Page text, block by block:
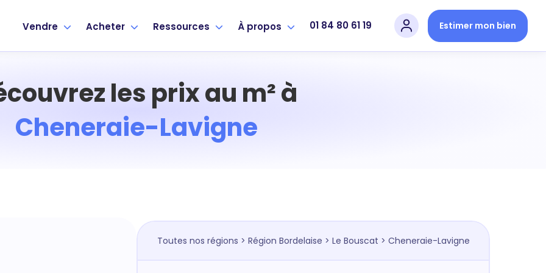
Vendre Acheter Ressources À propos 01 84 80 61 19 Estimer mon bien
les prix au m² à
Cheneraie-Lavigne
Toutes nos régions > Région Bordelaise > Le Bouscat > Cheneraie-Lavigne